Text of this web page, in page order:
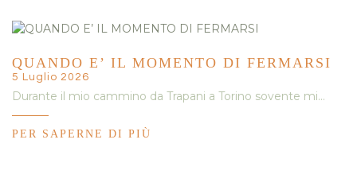
QUANDO E’ IL MOMENTO DI FERMARSI
5 Luglio 2026
Durante il mio cammino da Trapani a Torino sovente mi…
PER SAPERNE DI PIÙ